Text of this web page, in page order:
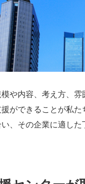
や内容、考え方、
ができることが私
、その企業に適し